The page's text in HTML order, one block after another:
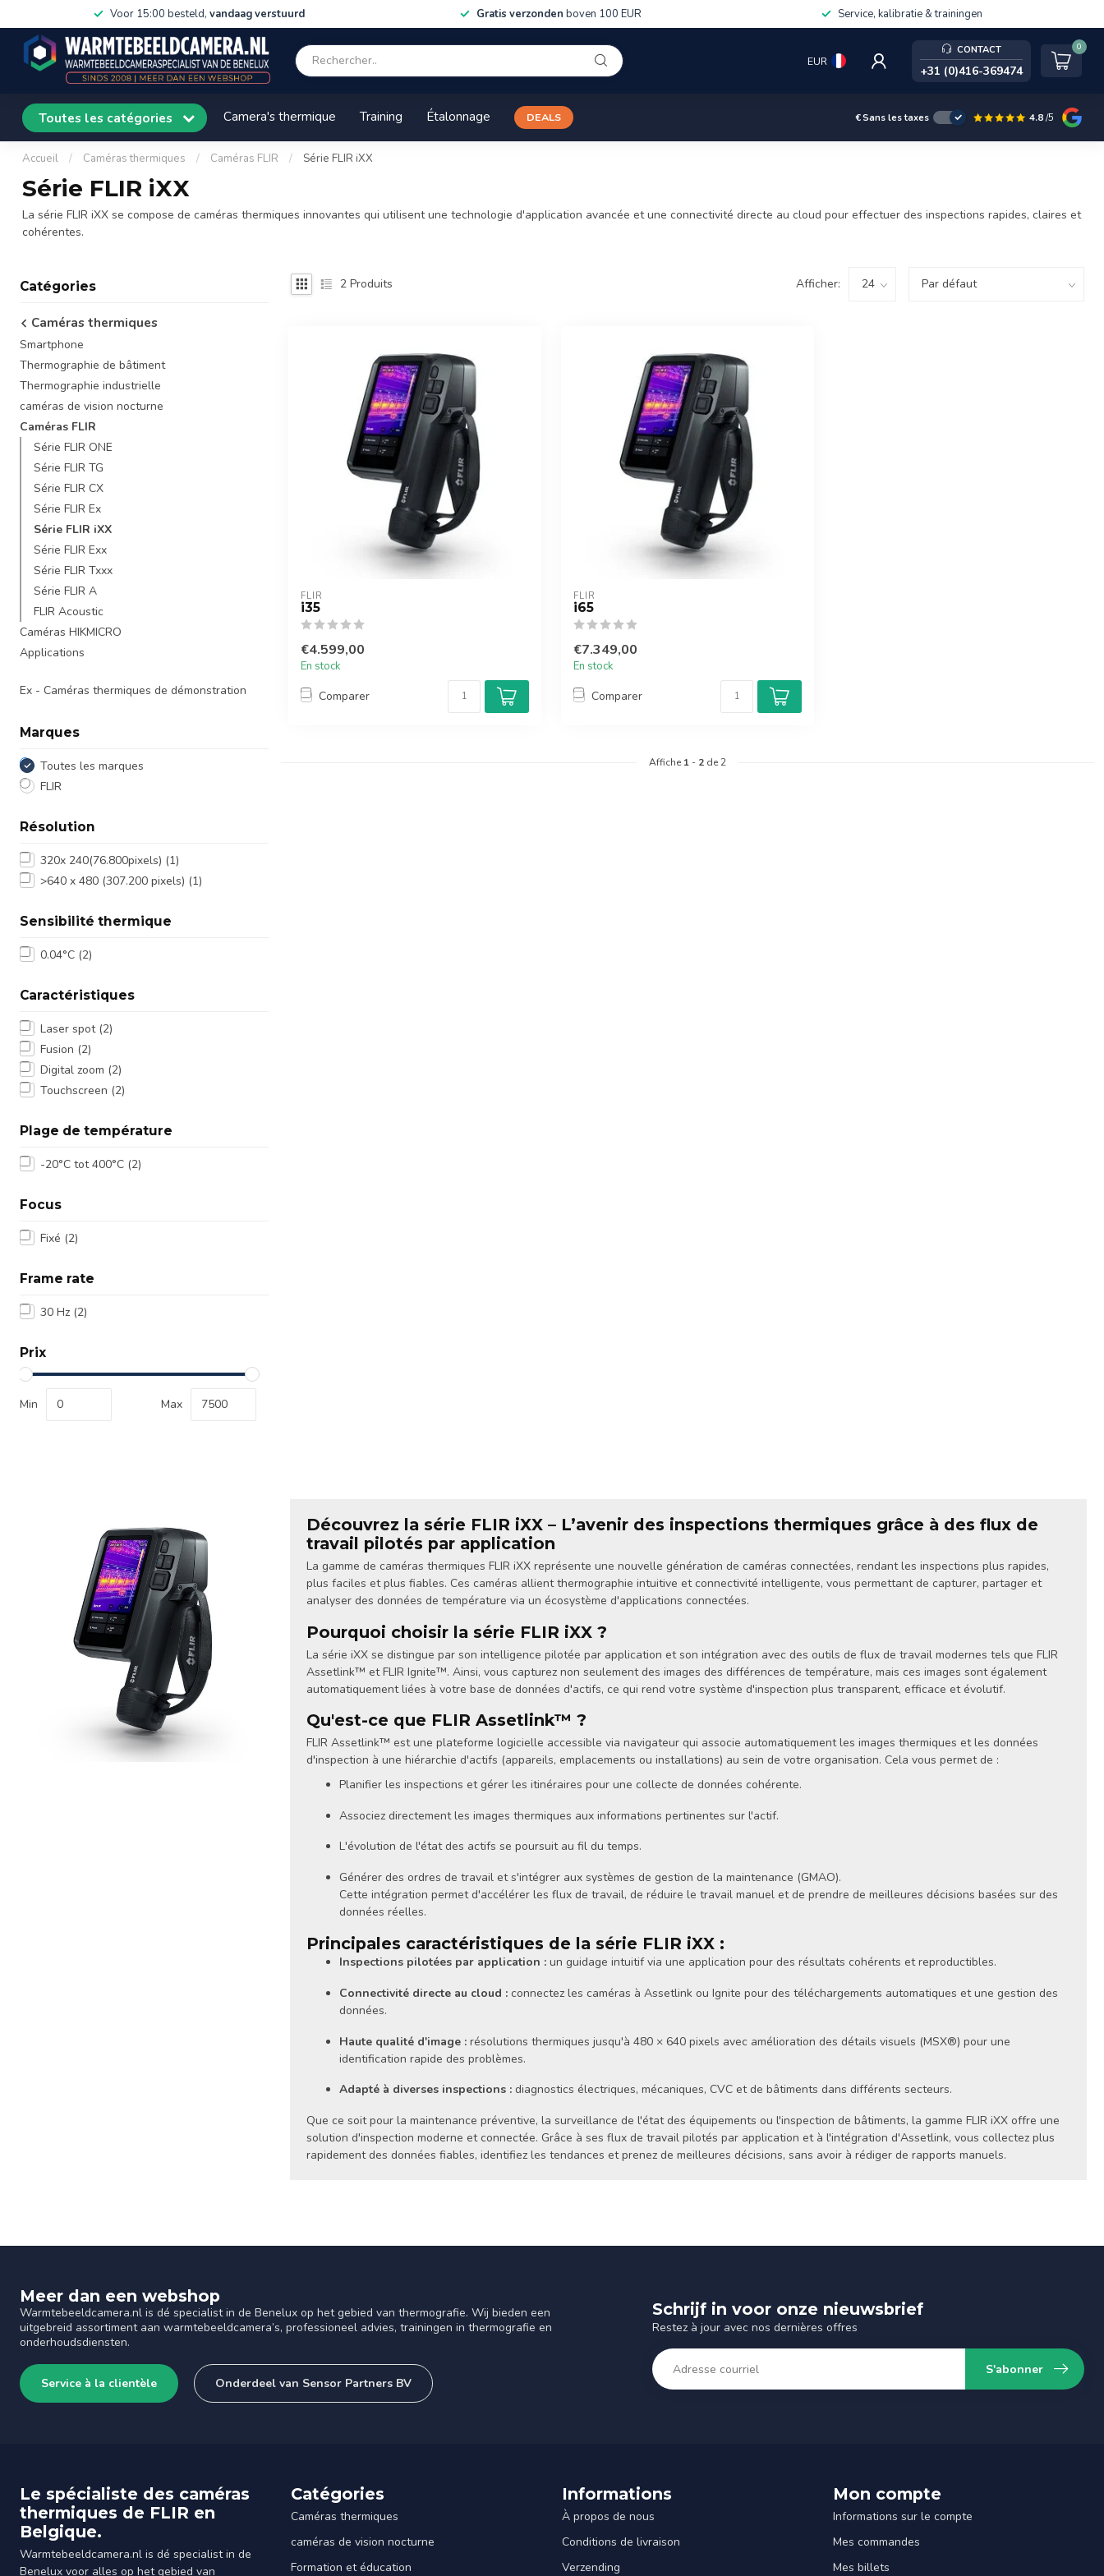
Voor 15:00 besteld, vandaag verstuurd Gratis verzonden boven 100 EUR Service, kalibratie & trainingen
EUR
CONTACT
+31 (0)416-369474
0
Toutes les catégories Camera's thermique Training Étalonnage DEALS €Sans les taxes 4.8/5
Accueil / Caméras thermiques / Caméras FLIR / Série FLIR iXX
Série FLIR iXX
La série FLIR iXX se compose de caméras thermiques innovantes qui utilisent une technologie d'application avancée et une connectivité directe au cloud pour effectuer des inspections rapides, claires et
cohérentes.
Catégories
Caméras thermiques
Smartphone
Thermographie de bâtiment
Thermographie industrielle
caméras de vision nocturne
Caméras FLIR
Série FLIR ONE
Série FLIR TG
Série FLIR CX
Série FLIR Ex
Série FLIR iXX
Série FLIR Exx
Série FLIR Txxx
Série FLIR A
FLIR Acoustic
Caméras HIKMICRO
Applications
Ex - Caméras thermiques de démonstration
Marques
Toutes les marques
FLIR
Résolution
320x 240(76.800pixels) (1)
>640 x 480 (307.200 pixels) (1)
Sensibilité thermique
0.04°C (2)
Caractéristiques
Laser spot (2)
Fusion (2)
Digital zoom (2)
Touchscreen (2)
Plage de température
-20°C tot 400°C (2)
Focus
Fixé (2)
Frame rate
30 Hz (2)
Prix
Min Max
2 Produits Afficher:
FLIR
i35
€4.599,00
En stock
Comparer
FLIR
i65
€7.349,00
En stock
Comparer
Affiche 1 - 2 de 2
Découvrez la série FLIR iXX – L’avenir des inspections thermiques grâce à des flux de
travail pilotés par application
La gamme de caméras thermiques FLIR iXX représente une nouvelle génération de caméras connectées, rendant les inspections plus rapides,
plus faciles et plus fiables. Ces caméras allient thermographie intuitive et connectivité intelligente, vous permettant de capturer, partager et
analyser des données de température via un écosystème d'applications connectées.
Pourquoi choisir la série FLIR iXX ?
La série iXX se distingue par son intelligence pilotée par application et son intégration avec des outils de flux de travail modernes tels que FLIR
Assetlink™ et FLIR Ignite™. Ainsi, vous capturez non seulement des images des différences de température, mais ces images sont également
automatiquement liées à votre base de données d'actifs, ce qui rend votre système d'inspection plus transparent, efficace et évolutif.
Qu'est-ce que FLIR Assetlink™ ?
FLIR Assetlink™ est une plateforme logicielle accessible via navigateur qui associe automatiquement les images thermiques et les données
d'inspection à une hiérarchie d'actifs (appareils, emplacements ou installations) au sein de votre organisation. Cela vous permet de :
Planifier les inspections et gérer les itinéraires pour une collecte de données cohérente.
Associez directement les images thermiques aux informations pertinentes sur l'actif.
L'évolution de l'état des actifs se poursuit au fil du temps.
Générer des ordres de travail et s'intégrer aux systèmes de gestion de la maintenance (GMAO).
Cette intégration permet d'accélérer les flux de travail, de réduire le travail manuel et de prendre de meilleures décisions basées sur des
données réelles.
Principales caractéristiques de la série FLIR iXX :
Inspections pilotées par application :un guidage intuitif via une application pour des résultats cohérents et reproductibles.
Connectivité directe au cloud :connectez les caméras à Assetlink ou Ignite pour des téléchargements automatiques et une gestion des
données.
Haute qualité d'image :résolutions thermiques jusqu'à 480 × 640 pixels avec amélioration des détails visuels (MSX®) pour une
identification rapide des problèmes.
Adapté à diverses inspections :diagnostics électriques, mécaniques, CVC et de bâtiments dans différents secteurs.
Que ce soit pour la maintenance préventive, la surveillance de l'état des équipements ou l'inspection de bâtiments, la gamme FLIR iXX offre une
solution d'inspection moderne et connectée. Grâce à ses flux de travail pilotés par application et à l'intégration d'Assetlink, vous collectez plus
rapidement des données fiables, identifiez les tendances et prenez de meilleures décisions, sans avoir à rédiger de rapports manuels.
Meer dan een webshop
Warmtebeeldcamera.nl is dé specialist in de Benelux op het gebied van thermografie. Wij bieden een
uitgebreid assortiment aan warmtebeeldcamera’s, professioneel advies, trainingen in thermografie en
onderhoudsdiensten.
Service à la clientèle Onderdeel van Sensor Partners BV
Schrijf in voor onze nieuwsbrief
Restez à jour avec nos dernières offres
S'abonner
Le spécialiste des caméras
thermiques de FLIR en
Belgique.
Warmtebeeldcamera.nl is dé specialist in de
Benelux voor alles op het gebied van
Catégories
Caméras thermiques
caméras de vision nocturne
Formation et éducation
Informations
À propos de nous
Conditions de livraison
Verzending
Mon compte
Informations sur le compte
Mes commandes
Mes billets